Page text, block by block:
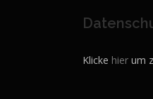
Klicke hier um